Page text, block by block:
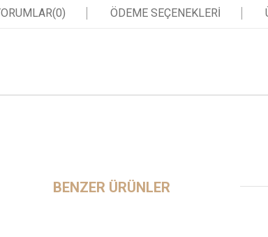
(0) ÖDEME SEÇENEKLERI
BENZER ÜRÜNLER